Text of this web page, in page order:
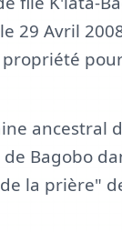
29 Avril
ancestral
Bagobo
la prière"